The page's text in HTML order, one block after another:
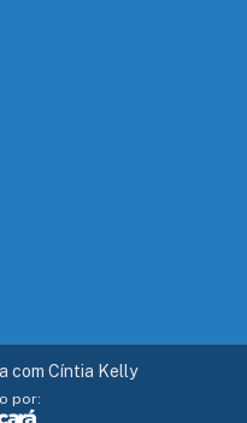
com Cíntia Kelly
por: